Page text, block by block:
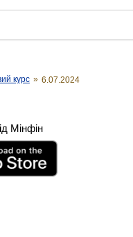
курс » 6.07.2024
Мінфін